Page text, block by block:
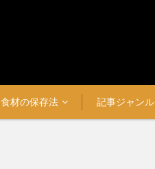
食材の保存法 記事ジャンル